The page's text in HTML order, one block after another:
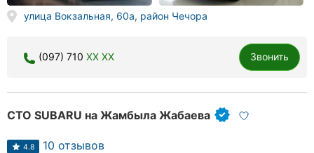
улица Вокзальная, 60а, район Чечора
(097) 710 XX XX Звонить
СТО SUBARU на Жамбыла Жабаева
4.8 10 отзывов